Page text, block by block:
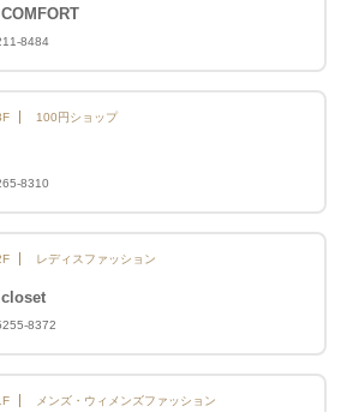
8484
100円ショップ
8310
レディスファッション
8372
メンズ・ウィメンズファッション